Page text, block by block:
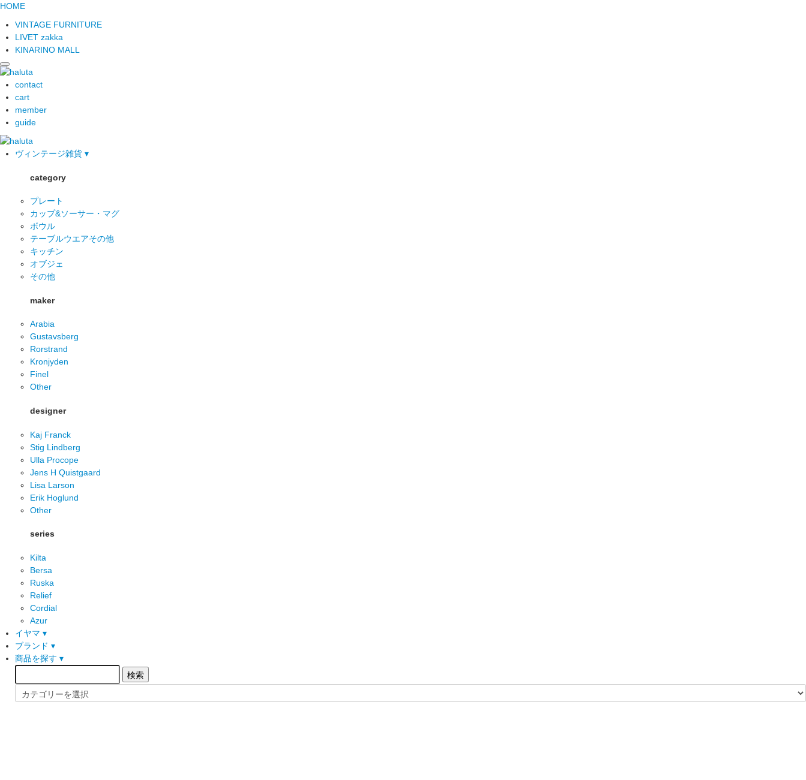
HOME
VINTAGE FURNITURE
LIVET zakka
KINARINO MALL
contact
cart
member
guide
ヴィンテージ雑貨 ▾
category
プレート
カップ&ソーサー・マグ
ボウル
テーブルウエアその他
キッチン
オブジェ
その他
maker
Arabia
Gustavsberg
Rorstrand
Kronjyden
Finel
Other
designer
Kaj Franck
Stig Lindberg
Ulla Procope
Jens H Quistgaard
Lisa Larson
Erik Hoglund
Other
series
Kilta
Bersa
Ruska
Relief
Cordial
Azur
イヤマ ▾
ブランド ▾
商品を探す ▾